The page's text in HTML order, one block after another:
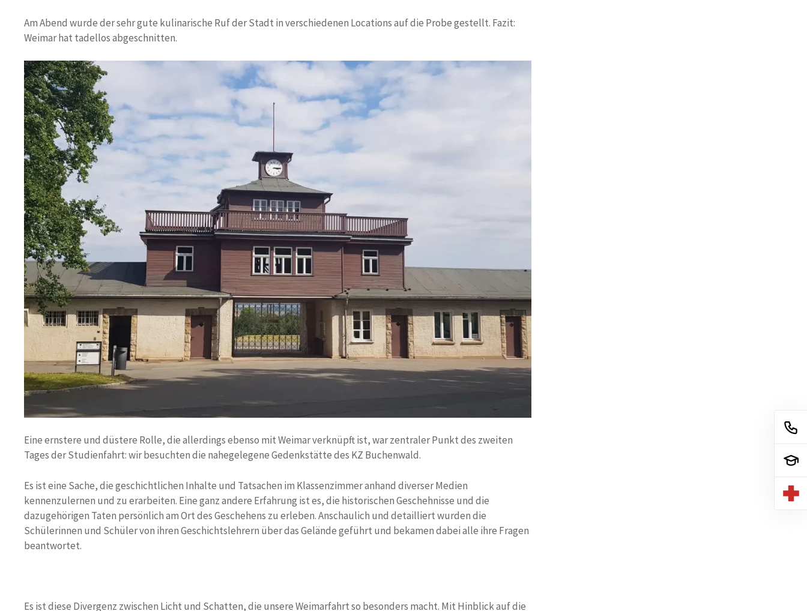
Am Abend wurde der sehr gute kulinarische Ruf der Stadt in verschiedenen Locations auf die Probe gestellt. Fazit:
Weimar hat tadellos abgeschnitten.
Eine ernstere und düstere Rolle, die allerdings ebenso mit Weimar verknüpft ist, war zentraler Punkt des zweiten
Tages der Studienfahrt: wir besuchten die nahegelegene Gedenkstätte des KZ Buchenwald.
Es ist eine Sache, die geschichtlichen Inhalte und Tatsachen im Klassenzimmer anhand diverser Medien
kennenzulernen und zu erarbeiten. Eine ganz andere Erfahrung ist es, die historischen Geschehnisse und die
dazugehörigen Taten persönlich am Ort des Geschehens zu erleben. Anschaulich und detailliert wurden die
Schülerinnen und Schüler von ihren Geschichtslehrern über das Gelände geführt und bekamen dabei alle ihre Fragen
beantwortet.
Es ist diese Divergenz zwischen Licht und Schatten, die unsere Weimarfahrt so besonders macht. Mit Hinblick auf die